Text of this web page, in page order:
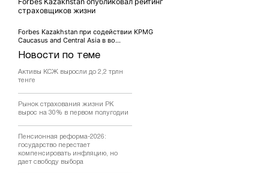
Новости по теме
Активы КСЖ выросли до 2,2 трлн
тенге
Рынок страхования жизни РК
вырос на 30% в первом полугодии
Пенсионная реформа-2026:
государство перестает
компенсировать инфляцию, но
дает свободу выбора
страховщиков жизни
Forbes Kazakhstan при содействии KPMG
Caucasus and Central Asia в во...